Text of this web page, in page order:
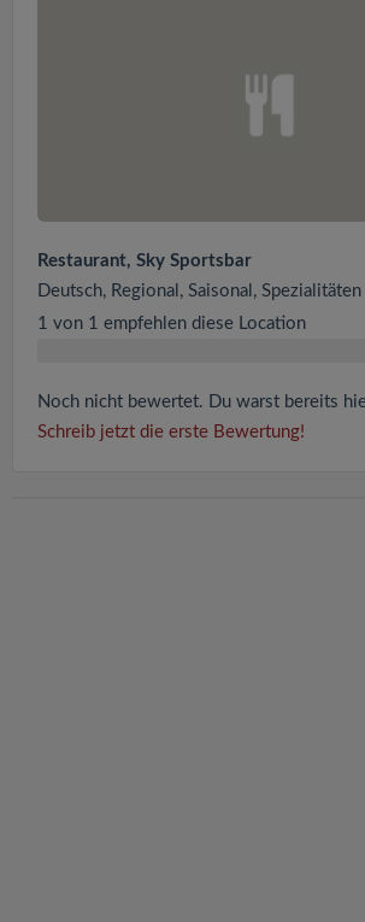
Restaurant, Sky Sportsbar
Deutsch, Regional, Saisonal, Spezialitäten
1 von 1 empfehlen diese Location
Noch nicht bewertet. Du warst bereits
Schreib jetzt die erste Bewertung!